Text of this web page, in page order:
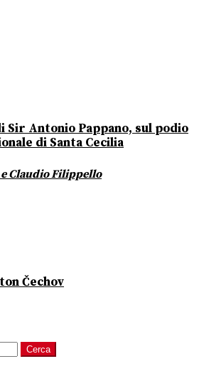
Sir Antonio Pappano, sul podio
di Santa Cecilia
e Claudio Filippello
Čechov